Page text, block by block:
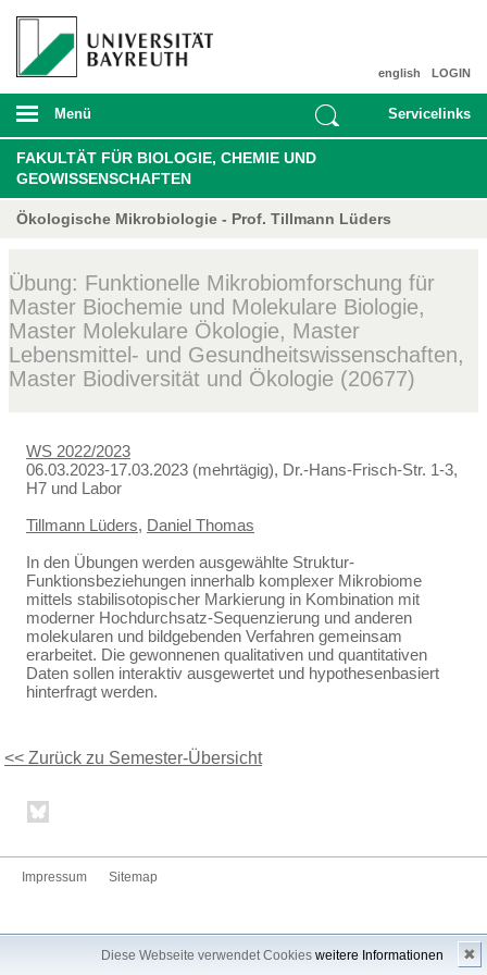
Diese Webseite verwendet Cookies weitere Informationen ✖
LOGIN
english
Menü Servicelinks
FAKULTÄT FÜR BIOLOGIE, CHEMIE UND
GEOWISSENSCHAFTEN
Ökologische Mikrobiologie - Prof. Tillmann Lüders
Übung: Funktionelle Mikrobiomforschung für
Master Biochemie und Molekulare Biologie,
Master Molekulare Ökologie, Master
Lebensmittel- und Gesundheitswissenschaften,
Master Biodiversität und Ökologie (20677)
WS 2022/2023
06.03.2023-17.03.2023 (mehrtägig), Dr.-Hans-Frisch-Str. 1-3,
H7 und Labor
Tillmann Lüders, Daniel Thomas
In den Übungen werden ausgewählte Struktur-
Funktionsbeziehungen innerhalb komplexer Mikrobiome
mittels stabilisotopischer Markierung in Kombination mit
moderner Hochdurchsatz-Sequenzierung und anderen
molekularen und bildgebenden Verfahren gemeinsam
erarbeitet. Die gewonnenen qualitativen und quantitativen
Daten sollen interaktiv ausgewertet und hypothesenbasiert
hinterfragt werden.
<< Zurück zu Semester-Übersicht
Impressum Sitemap